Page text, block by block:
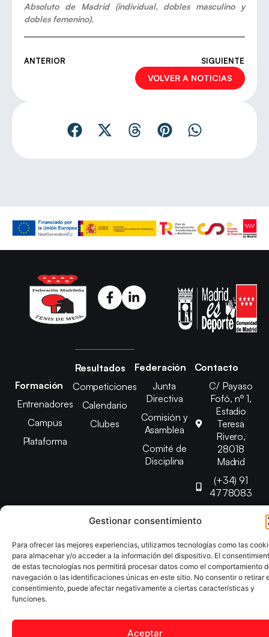
Gestionar consentimiento
Para ofrecer las mejores experiencias, utilizamos tecnologías como las
para almacenar y/o acceder a la información del dispositivo. El
de estas tecnologías nos permitirá procesar datos como el comportamiento
navegación o las identificaciones únicas en este sitio. No consentir o retirar
consentimiento, puede afectar negativamente a ciertas características y
funciones.
Aceptar
Absoluto de Madrid (individual, dobles masculino y
dobles femenino).
ANTERIOR SIGUIENTE
VOLVER A NOTICIAS
Formación
Entrenadores
Campus
Plataforma
Resultados
Competiciones
Calendario
Clubes
Federación
Junta
Directiva
Comisión y
Asamblea
Comité de
Disciplina
Contacto
C/ Payaso
Fofó, nº 1,
Estadio
Teresa
Rivero,
28018
Madrid
(+34) 91
4778083
Copyright © 2025 Federación Madrileña de Tenis de Mesa |
Desarrollado porTOOOLS
Aviso LegalPolítica de CookiesPolítica de Privacidad